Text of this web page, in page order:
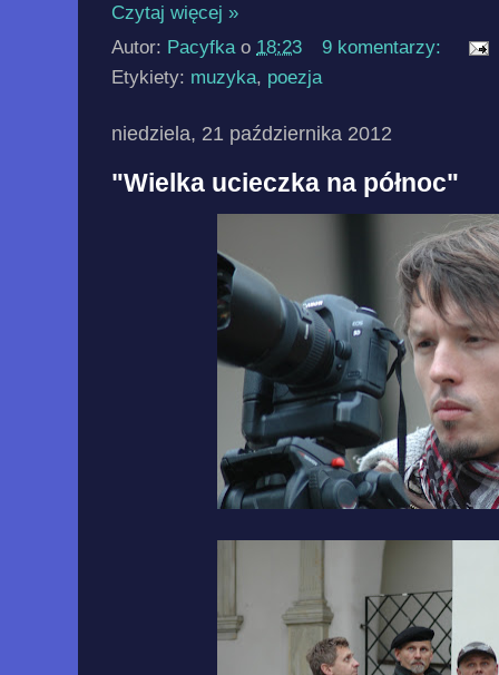
Czytaj więcej »
Autor: Pacyfka o 18:23
9 komentarzy:
Etykiety: muzyka, poezja
niedziela, 21 października 2012
"Wielka ucieczka na północ"